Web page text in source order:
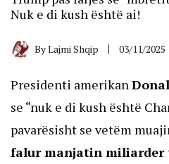
Nuk e di kush është ai!
ByLajmi Shqip 03/11/2025
Presidenti amerikan
se “nuk e di kush është
pavarësisht se vetëm
falur manjatin miliarder